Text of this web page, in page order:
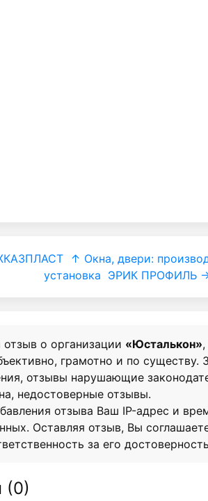
↑ Окна, двери:
установка ЭРИК ПРОФИЛЬ
отзыв о организации «Юсталькон»
грамотно и по существу.
отзывы нарушающие
недостоверные отзывы.
отзыва Ваш IP-адрес и
Оставляя отзыв, Вы
за его
(0)